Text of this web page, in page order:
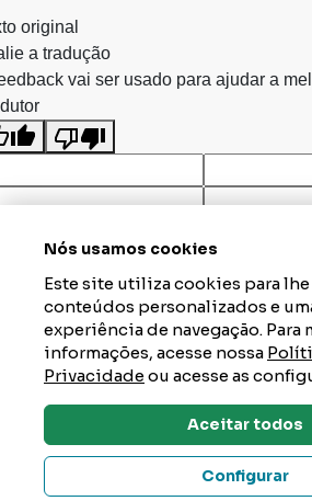
Nós usamos cookies
Este site utiliza cookies para
conteúdos personalizados e
experiência de navegação. Para
informações, acesse nossa
Privacidadeou acesse as
Aceitar todos
Configurar
original
a tradução
vai ser usado para ajudar a